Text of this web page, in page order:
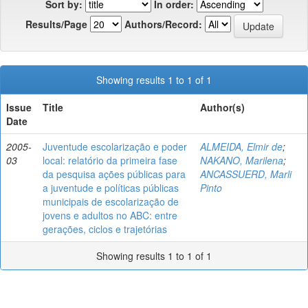
Sort by:
In order:
Results/Page
Authors/Record:
Showing results 1 to 1 of 1
Issue
Date
Title Author(s)
2005-
03
Juventude escolarização e poder
local: relatório da primeira fase
da pesquisa ações públicas para
a juventude e políticas públicas
municipais de escolarização de
jovens e adultos no ABC: entre
gerações, ciclos e trajetórias
ALMEIDA, Elmir de;
NAKANO, Marilena;
ANCASSUERD, Marli
Pinto
Showing results 1 to 1 of 1